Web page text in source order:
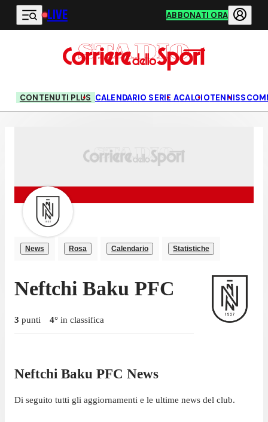
Vai al contenuto principale
LIVE ABBONATI ORA
CONTENUTI PLUS CALENDARIO SERIE ACALCIOTENNIS
News Rosa Calendario Statistiche
Neftchi Baku PFC
3 punti 4° in classifica
Neftchi Baku PFC News
Di seguito tutti gli aggiornamenti e le ultime news del club.